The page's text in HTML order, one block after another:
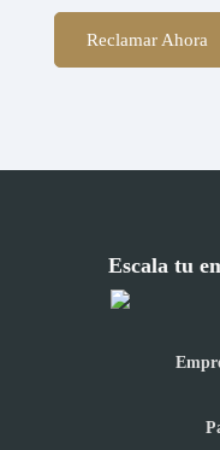
Reclamar Ahora
Escala tu